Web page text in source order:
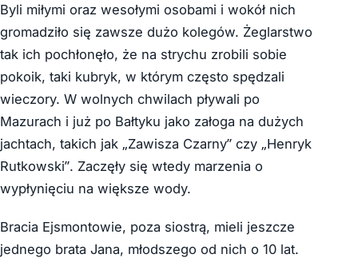
Byli miłymi oraz wesołymi osobami i wokół nich
gromadziło się zawsze dużo kolegów. Żeglarstwo
tak ich pochłonęło, że na strychu zrobili sobie
pokoik, taki kubryk, w którym często spędzali
wieczory. W wolnych chwilach pływali po
Mazurach i już po Bałtyku jako załoga na dużych
jachtach, takich jak „Zawisza Czarny” czy „Henryk
Rutkowski”. Zaczęły się wtedy marzenia o
wypłynięciu na większe wody.
Bracia Ejsmontowie, poza siostrą, mieli jeszcze
jednego brata Jana, młodszego od nich o 10 lat.